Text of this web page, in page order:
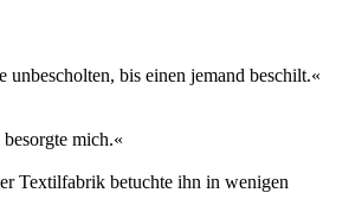
unbescholten, bis einen jemand beschilt.«
mich.«
Textilfabrik betuchte ihn in wenigen